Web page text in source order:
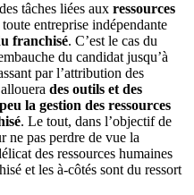
tâches liées aux ressources
entreprise indépendante
franchisé. C’est le cas du
du candidat jusqu’à
par l’attribution des
des outils et des
la gestion des ressources
. Le tout, dans l’objectif de
ne pas perdre de vue la
des ressources humaines
et les à-côtés sont du ressort